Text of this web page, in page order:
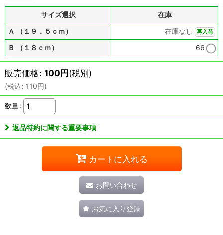
サイズ選択
在庫
Ａ （１９．５ｃｍ）
在庫なし 再入荷
Ｂ （１８ｃｍ） 66
販売価格: 100円(税別)
(税込: 110円)
数量:
返品特約に関する重要事項
カートに入れる
お問い合わせ
お気に入り登録